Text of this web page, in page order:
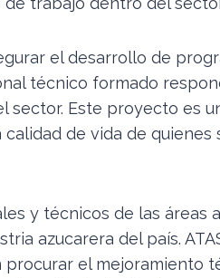
el desarrollo de
técnico formado
sector. Este proyecto es
de vida de quienes
y técnicos de las áreas
azucarera del país.
el mejoramiento